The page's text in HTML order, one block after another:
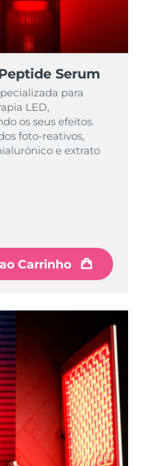
Serum
para
LED,
os seus efeitos.
foto-reativos,
e extrato
Carrinho